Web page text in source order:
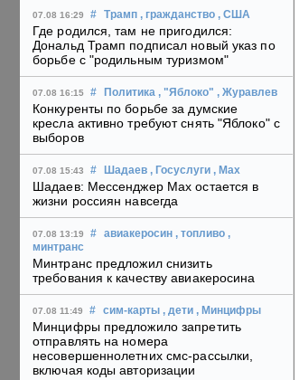
07.08 16:29 # Трамп , гражданство , США
Где родился, там не пригодился:
Дональд Трамп подписал новый указ по
борьбе с "родильным туризмом"
07.08 16:15 # Политика , "Яблоко" , Журавлев
Конкуренты по борьбе за думские
кресла активно требуют снять "Яблоко" с
выборов
07.08 15:43 # Шадаев , Госуслуги , Max
Шадаев: Мессенджер Max остается в
жизни россиян навсегда
07.08 13:19 # авиакеросин , топливо ,
минтранс
Минтранс предложил снизить
требования к качеству авиакеросина
07.08 11:49 # сим-карты , дети , Минцифры
Минцифры предложило запретить
отправлять на номера
несовершеннолетних смс-рассылки,
включая коды авторизации